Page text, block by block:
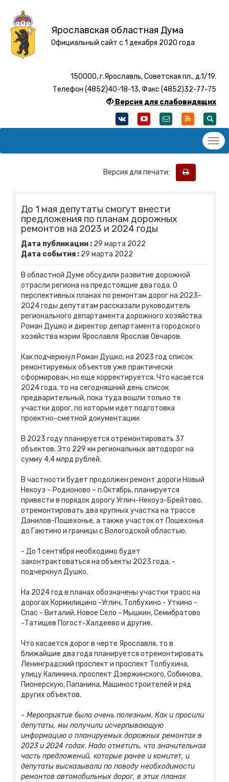
Ярославская областная Дума
Официальный сайт с 1 декабря 2020 года
150000, г.Ярославль, Советская пл., д.1/19.
Телефон (4852)40-18-13, Факс (4852)32-77-75
Версия для слабовидящих
Версия для печати:
До 1 мая депутаты смогут внести
предложения по планам дорожных
ремонтов на 2023 и 2024 годы
Дата публикации : 29 марта 2022
Дата события : 29 марта 2022
В областной Думе обсудили развитие дорожной
отрасли региона на предстоящие два года. О
перспективных планах по ремонтам дорог на 2023-
2024 годы депутатам рассказали руководитель
регионального департамента дорожного хозяйства
Роман Душко и директор департамента городского
хозяйства мэрии Ярославля Ярослав Овчаров.
Как подчеркнул Роман Душко, на 2023 год список
ремонтируемых объектов уже практически
сформирован, но еще корректируется. Что касается
2024 года, то на сегодняшний день список
предварительный, пока туда вошли только те
участки дорог, по которым идет подготовка
проектно-сметной документации.
В 2023 году планируется отремонтировать 37
объектов. Это 229 км региональных автодорог на
сумму 4,4 млрд рублей.
В частности будет продолжен ремонт дороги Новый
Некоуз – Родионово – п.Октябрь, планируется
привести в порядок дорогу Углич-Некоуз-Брейтово,
отремонтировать два крупных участка на трассе
Данилов-Пошехонье, а также участок от Пошехонья
до Гаютино и границы с Вологодской областью.
- До 1 сентября необходимо будет
законтрактоваться на объекты 2023 года, -
подчеркнул Душко.
На 2024 год в планах обозначены участки трасс на
дорогах Кормилицино -Углич, Толбухино - Уткино -
Спас - Виталий, Новое Село - Мышкин, Семибратово
-Татищев Погост-Халдеево и другие.
Что касается дорог в черте Ярославля, то в
ближайшие два года планируется отремонтировать
Ленинградский проспект и проспект Толбухина,
улицу Калинина, проспект Дзержинского, Собинова,
Пионерскую, Папанина, Машиностроителей и ряд
других объектов.
- Мероприятие было очень полезным. Как и просили
депутаты, мы получили исчерпывающую
информацию о планируемых дорожных ремонтах в
2023 и 2024 годах. Надо отметить, что значительная
часть предложений, которые ранее и комитет, и
депутаты высказывали по поводу необходимости
ремонтов автомобильных дорог, в этих планах